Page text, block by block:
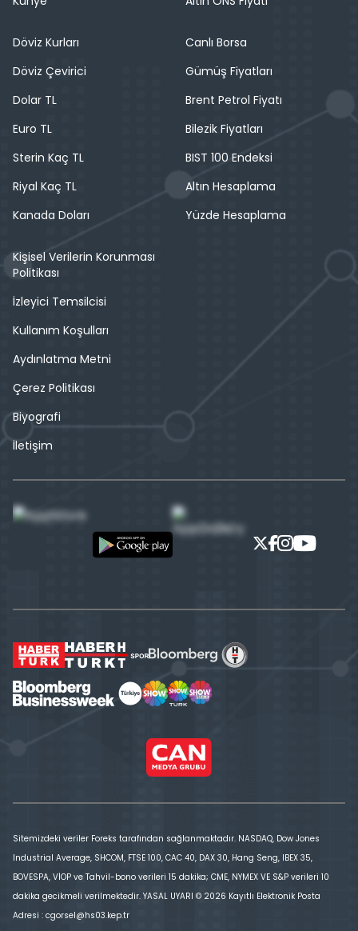
Döviz Kurları
Döviz Çevirici
Dolar TL
Euro TL
Sterin Kaç TL
Riyal Kaç TL
Kanada Doları
Canlı Borsa
Gümüş Fiyatları
Brent Petrol Fiyatı
Bilezik Fiyatları
BIST 100 Endeksi
Altın Hesaplama
Yüzde Hesaplama
Kişisel Verilerin Korunması
Politikası
İzleyici Temsilcisi
Kullanım Koşulları
Aydınlatma Metni
Çerez Politikası
Biyografi
İletişim
Sitemizdeki veriler Foreks tarafından sağlanmaktadır. NASDAQ, Dow Jones
Industrial Average, SHCOM, FTSE 100, CAC 40, DAX 30, Hang Seng, IBEX 35,
BOVESPA, VİOP ve Tahvil-bono verileri 15 dakika; CME, NYMEX VE S&P verileri 10
dakika gecikmeli verilmektedir. YASAL UYARI © 2026 Kayıtlı Elektronik Posta
Adresi : cgorsel@hs03.kep.tr